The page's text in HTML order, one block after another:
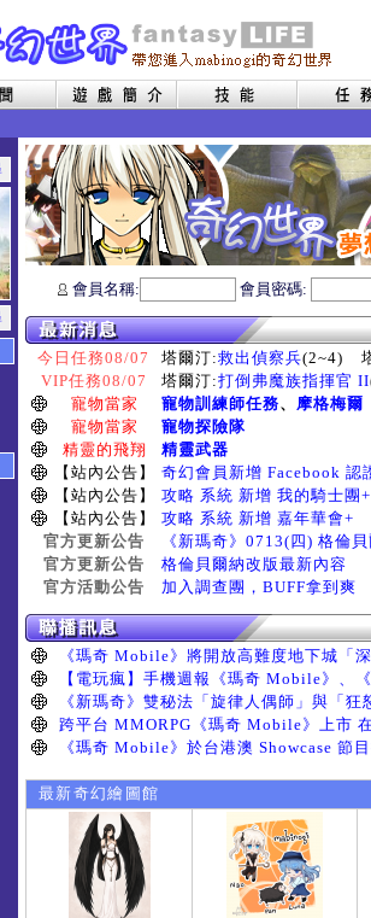
會員名稱: 會員密碼:
今日任務08/07 塔爾汀:救出偵察兵(2~4)
VIP任務08/07
塔爾汀:打倒弗魔族指揮官 II
寵物當家
寵物訓練師任務、 摩格梅爾
寵物當家
寵物探險隊
精靈的飛翔
精靈武器
【站內公告】
奇幻會員新增 Facebook 認
【站內公告】
攻略 系統 新增 我的騎士團+
【站內公告】
攻略 系統 新增 嘉年華會+
官方更新公告
《新瑪奇》0713(四) 格倫
官方更新公告
格倫貝爾納改版最新內容
官方活動公告
加入調查團，BUFF拿到爽
最新奇幻繪圖館